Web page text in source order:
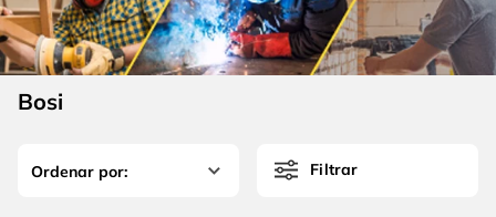
Bosi
Filtrar
6º serra copo
7º luva
8º
alicate
4 º escada
5º serra circular
º serra copo
fio